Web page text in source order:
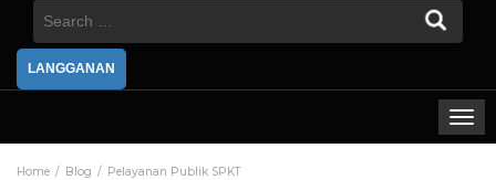
Search
LANGGANAN
Home Blog Pelayanan Publik SPKT